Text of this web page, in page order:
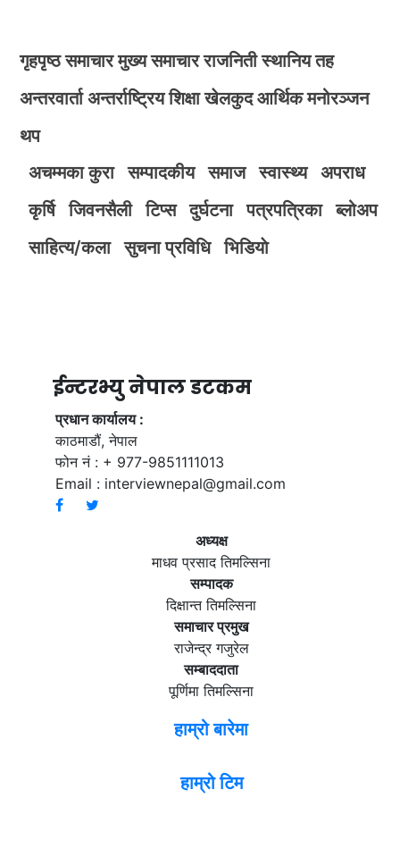
गृहपृष्ठ समाचार मुख्य समाचार राजनिती स्थानिय तह
अन्तरवार्ता अन्तर्राष्ट्रिय शिक्षा खेलकुद आर्थिक मनोरञ्जन
थप
अचम्मका कुरा
सम्पादकीय समाज स्वास्थ्य
अपराध
कृर्षि
जिवनसैली टिप्स दुर्घटना पत्रपत्रिका
ब्लोअप
साहित्य/कला
सुचना प्रविधि भिडियाे
ईन्टरभ्यु नेपाल डटकम
प्रधान कार्यालय :
काठमाडौं, नेपाल
फोन नं : + 977-9851111013
Email : interviewnepal@gmail.com
अध्यक्ष
माधव प्रसाद तिमल्सिना
सम्पादक
दिक्षान्त तिमल्सिना
समाचार प्रमुख
राजेन्द्र गजुरेल
सम्बाददाता
पूर्णिमा तिमल्सिना
हाम्रो बारेमा
हाम्रो टिम